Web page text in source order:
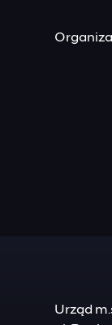
Urząd